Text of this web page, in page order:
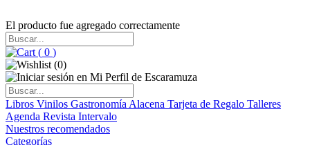
El producto fue agregado correctamente
( 0 )
(0)
Libros Vinilos Gastronomía Alacena Tarjeta de Regalo Talleres
Agenda Revista Intervalo
Nuestros recomendados
Categorías